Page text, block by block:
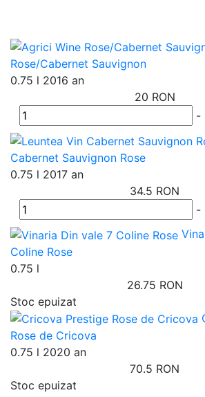
Rose/Cabernet Sauvignon
0.75 l 2016 an
20 RON
-
Cabernet Sauvignon Rose
0.75 l 2017 an
34.5 RON
-
Coline Rose
0.75 l
26.75 RON
Stoc epuizat
Rose de Cricova
0.75 l 2020 an
70.5 RON
Stoc epuizat